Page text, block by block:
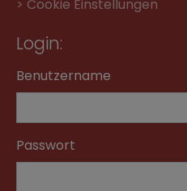
> Cookie Einstellungen
Login:
Benutzername
Passwort